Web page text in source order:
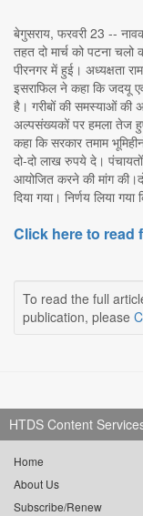
बेगुसराय, फरवरी 23 --
तहत दो मार्च को पटना चलो
पीरनगर में हुई। अध्यक्षता
इसराफिल ने कहा कि जदयू
है। गरीबों की समस्याओं की
अल्पसंख्यकों पर हमला तेज
कहा कि सरकार तमाम
दो-दो लाख रुपये दे।
आयोजित करने की मांग
दिया गया। निर्णय लिया
Click here to read
To read the full
publication, please
HTDS Content
Home
About Us
Subscribe/Renew